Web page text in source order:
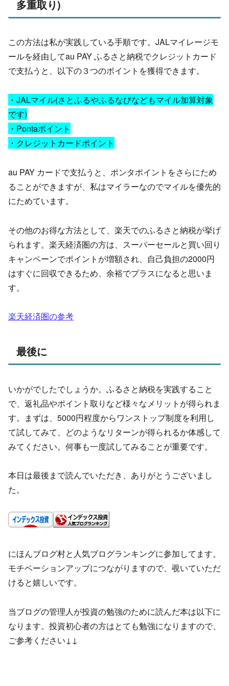
多重取り)
この方法は私が実践している手順です。JALマイレージモ
ールを経由してau PAY ふるさと納税でクレジットカード
で支払うと、以下の３つのポイントを獲得できます。
・JALマイル(さとふるやふるなびなどもマイル加算対象
です)
・Pontaポイント
・クレジットカードポイント
au PAY カードで支払うと、ポンタポイントをさらにため
ることができますが、私はマイラーなのでマイルを優先的
にためています。
その他のお得な方法として、楽天でのふるさと納税が挙げ
られます。楽天経済圏の方は、スーパーセールと買い回り
キャンペーンでポイントが増額され、自己負担の2000円
はすぐに回収できるため、余裕でプラスになると思いま
す。
楽天経済圏の参考
最後に
いかがでしたでしょうか。ふるさと納税を実践すること
で、返礼品やポイント取りなど様々なメリットが得られま
す。まずは、5000円程度からワンストップ制度を利用し
て試してみて、どのようなリターンが得られるか体感して
みてください。何事も一度試してみることが重要です。
本日は最後まで読んでいただき、ありがとうございまし
た。
にほんブログ村と人気ブログランキングに参加してます。
モチベーションアップにつながりますので、覗いていただ
けると嬉しいです。
当ブログの管理人が投資の勉強のために読んだ本は以下に
なります。投資初心者の方はとても勉強になりますので、
ご参考ください↓↓